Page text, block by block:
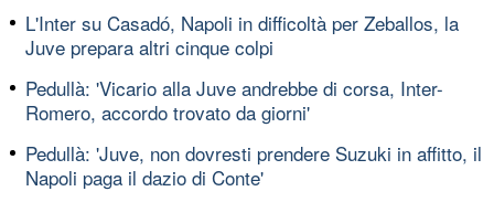
L'Inter su Casadó, Napoli in difficoltà per Zeballos, la
Juve prepara altri cinque colpi
Pedullà: 'Vicario alla Juve andrebbe di corsa, Inter-
Romero, accordo trovato da giorni'
Pedullà: 'Juve, non dovresti prendere Suzuki in affitto, il
Napoli paga il dazio di Conte'